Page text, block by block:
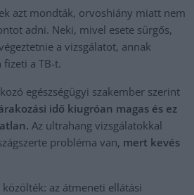
azt mondták, orvoshiány miatt nem
adni. Neki, mivel esete sürgős,
a vizsgálatot, annak
fizeti a TB-t.
egészségügyi szakember szerint
idő kiugróan magas és ez
Az ultrahang vizsgálatokkal
probléma van, mert kevés
az átmeneti ellátási